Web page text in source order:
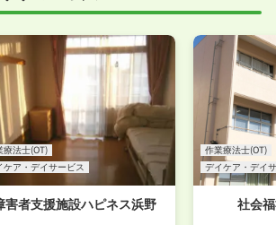
療法士(OT)
ケア・デイサービス
害者支援施設ハピネス浜野
作業療法士(OT)
デイケア・デイ
社会